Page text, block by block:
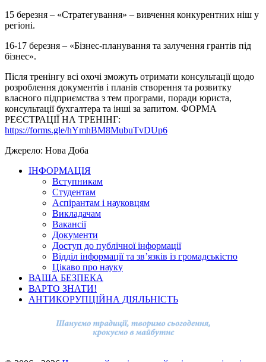
15 березня – «Стратегування» – вивчення конкурентних ніш у
регіоні.
16-17 березня – «Бізнес-планування та залучення грантів під
бізнес».
Після тренінгу всі охочі зможуть отримати консультації щодо
розроблення документів і планів створення та розвитку
власного підприємства з тем програми, поради юриста,
консультації бухгалтера та інші за запитом. ФОРМА
РЕЄСТРАЦІЇ НА ТРЕНІНГ:
https://forms.gle/hYmhBM8MubuTvDUp6
Джерело: Нова Доба
ІНФОРМАЦІЯ
Вступникам
Студентам
Аспірантам і науковцям
Викладачам
Вакансії
Документи
Доступ до публічної інформації
Відділ інформації та зв’язків із громадськістю
Цікаво про науку
ВАША БЕЗПЕКА
ВАРТО ЗНАТИ!
АНТИКОРУПЦІЙНА ДІЯЛЬНІСТЬ